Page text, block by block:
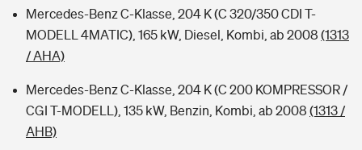
Mercedes-Benz C-Klasse, 204 K (C 320/350 CDI T-
MODELL 4MATIC), 165 kW, Diesel, Kombi, ab 2008 (1313
/ AHA)
Mercedes-Benz C-Klasse, 204 K (C 200 KOMPRESSOR /
CGI T-MODELL), 135 kW, Benzin, Kombi, ab 2008 (1313 /
AHB)